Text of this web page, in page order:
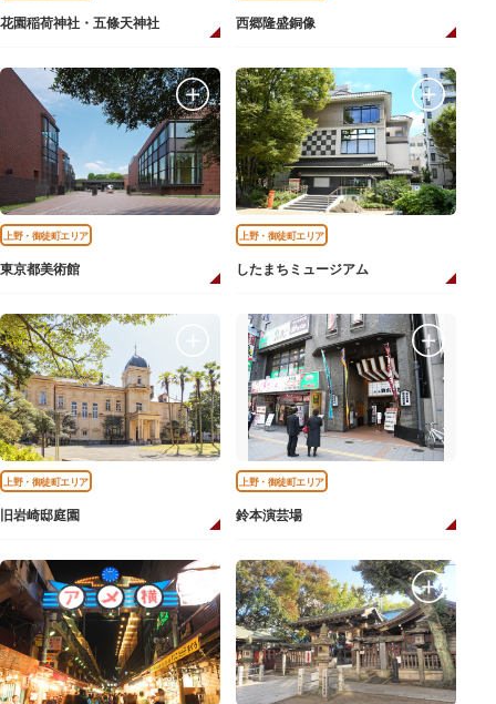
花園稲荷神社・五條天神社 西郷隆盛銅像
上野・御徒町エリア
東京都美術館
上野・御徒町エリア
したまちミュージアム
上野・御徒町エリア
旧岩崎邸庭園
上野・御徒町エリア
鈴本演芸場